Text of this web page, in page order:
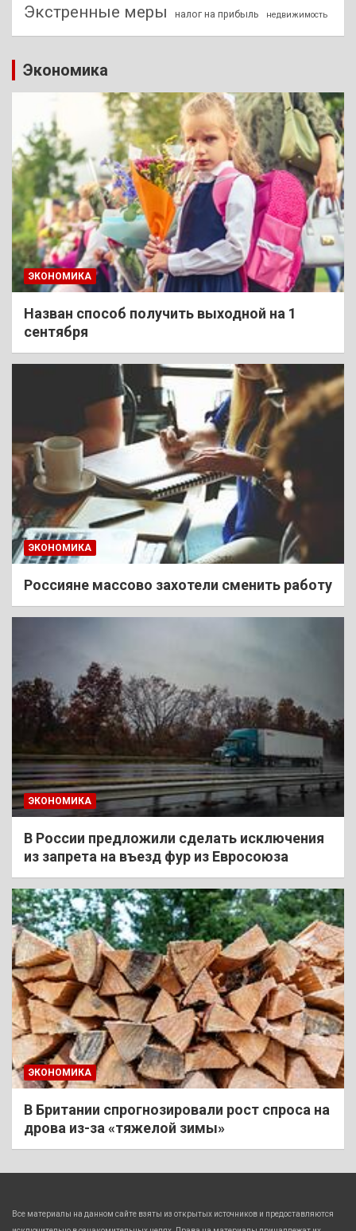
Экстренные меры налог на прибыль недвижимость
Экономика
ЭКОНОМИКА
Назван способ получить выходной на 1
сентября
ЭКОНОМИКА
Россияне массово захотели сменить работу
ЭКОНОМИКА
В России предложили сделать исключения
из запрета на въезд фур из Евросоюза
ЭКОНОМИКА
В Британии спрогнозировали рост спроса на
дрова из-за «тяжелой зимы»
Все материалы на данном сайте взяты из открытых источников и предоставляются